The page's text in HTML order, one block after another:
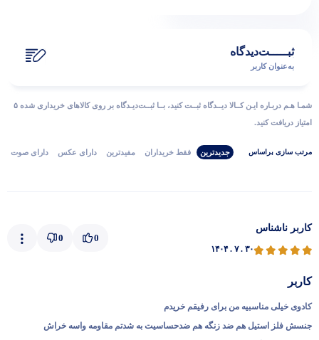
ثبـــــت‌دیدگاه
به‌عنوان کاربر
شمـا هـم دربـاره ایـن کــالا دیــدگاه ثبــت کنید، بــا ثبــت‌دیـدگاه بر روی کالاهای خریداری شده ۵
امتیاز دریافت کنید.
مرتب‌ سازی‌ بر‌اساس جدیدترین فقط‌ خریداران‌ مفیدترین دارای‌ عکس دارای‌ صوت
کاربر ناشناس
۱۴۰۴ . ۷ . ۳۰
0
0
کاربر
کادوی خیلی مناسبیه من برای رفیقم خریدم
جنسش فلز استیل هم ضد زنگه هم ضدحساسیت به شدتم مقاومه واسه خراش